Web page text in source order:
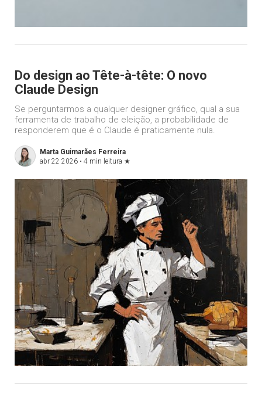
Do design ao Tête-à-tête: O novo
Claude Design
Se perguntarmos a qualquer designer gráfico, qual a sua
ferramenta de trabalho de eleição, a probabilidade de
responderem que é o Claude é praticamente nula.
Marta Guimarães Ferreira
abr 22 2026 • 4 min leitura ★